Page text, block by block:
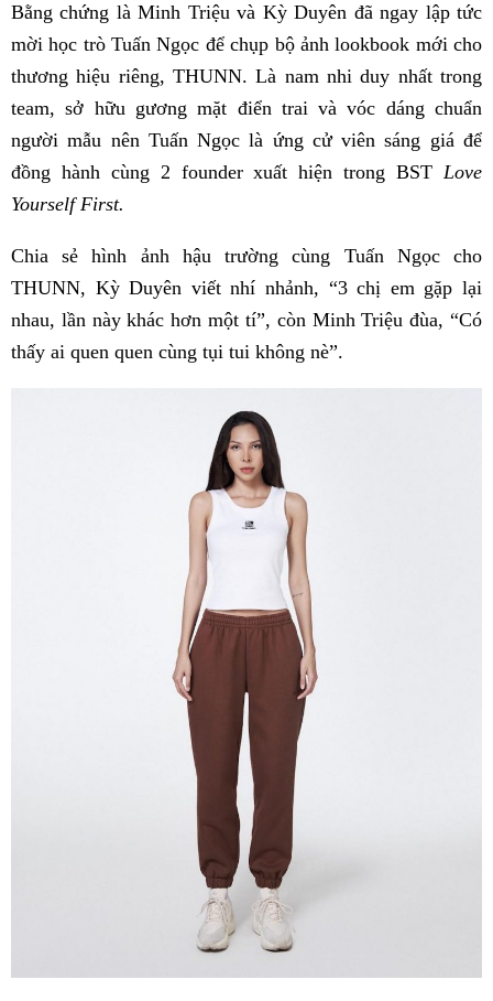
Bằng chứng là Minh Triệu và Kỳ Duyên đã ngay lập tức
mời học trò Tuấn Ngọc để chụp bộ ảnh lookbook mới cho
thương hiệu riêng, THUNN. Là nam nhi duy nhất trong
team, sở hữu gương mặt điển trai và vóc dáng chuẩn
người mẫu nên Tuấn Ngọc là ứng cử viên sáng giá để
đồng hành cùng 2 founder xuất hiện trong BST Love
Yourself First.
Chia sẻ hình ảnh hậu trường cùng Tuấn Ngọc cho
THUNN, Kỳ Duyên viết nhí nhảnh, “3 chị em gặp lại
nhau, lần này khác hơn một tí”, còn Minh Triệu đùa, “Có
thấy ai quen quen cùng tụi tui không nè”.